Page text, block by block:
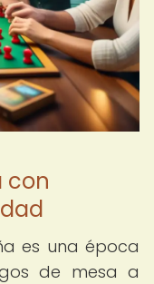
con
es una época
de mesa a